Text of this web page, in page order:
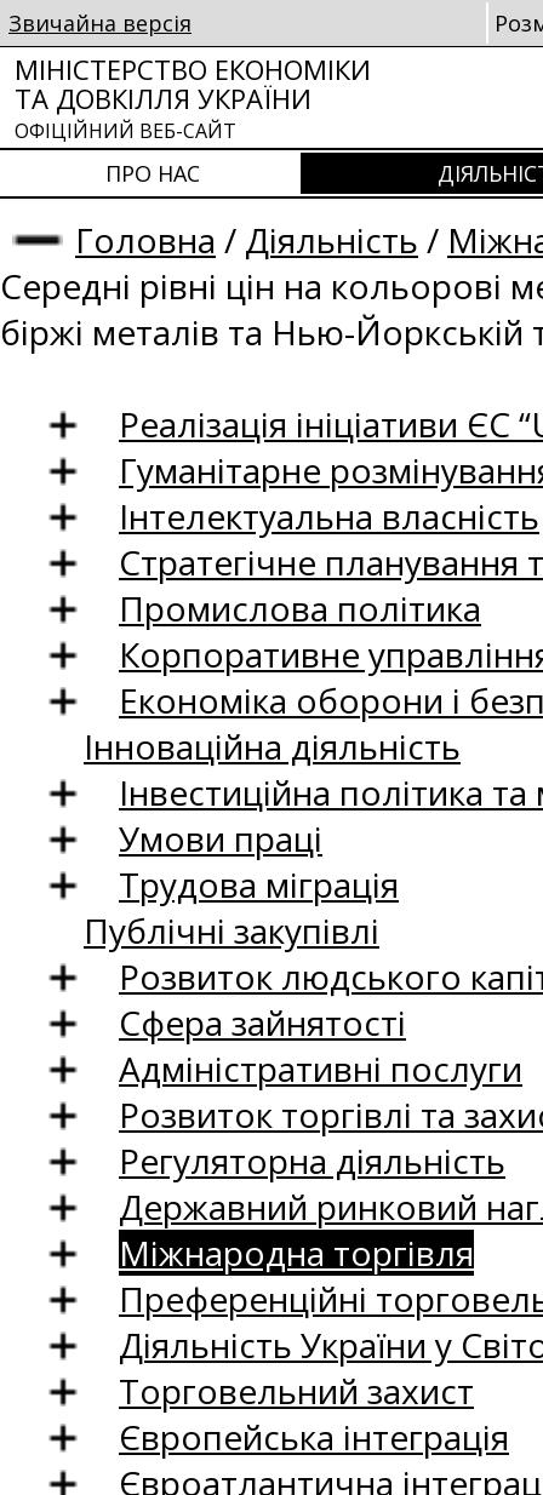
Звичайна версія
МІНІСТЕРСТВО ЕКОНОМІКИ
ТА ДОВКІЛЛЯ УКРАЇНИ
ОФІЦІЙНИЙ ВЕБ-САЙТ
ПРО НАС
Головна / Діяльність /
Середні рівні цін на кольорові
біржі металів та Нью-Йоркській
Реалізація ініціативи ЄС
Гуманітарне
Інтелектуальна власність
Стратегічне
Промислова політика
Корпоративне
Економіка оборони і
Інноваційна діяльність
Інвестиційна політика
Умови праці
Трудова міграція
Публічні закупівлі
Розвиток людського
Сфера зайнятості
Адміністративні послуги
Розвиток торгівлі та
Регуляторна діяльність
Державний ринковий
Міжнародна торгівля
Преференційні
Діяльність України у
Торговельний захист
Європейська інтеграція
Євроатлантична